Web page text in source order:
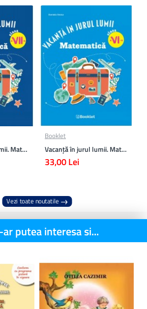
Vacanță în jurul lumii. Matematică clasa a VII-a – EDIȚIA 2026
Booklet
Vacanță în jurul lumii. Matematică clasa a VI-a – EDIȚIA 2026
33,00 Lei
Vezi toate noutatile
ar putea interesa si...